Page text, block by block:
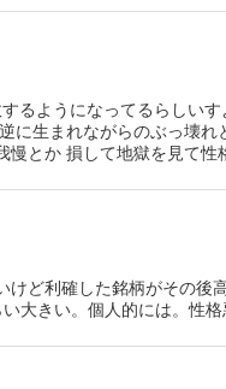
るようになってるらしい
に生まれながらのぶっ壊
とか 損して地獄を見て性
けど利確した銘柄がその後
大きい。個人的には。性格